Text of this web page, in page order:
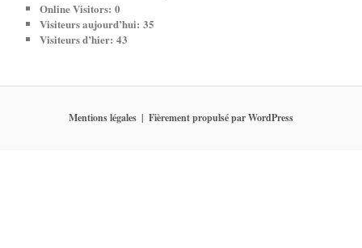
Online Visitors:0
Visiteurs aujourd’hui:35
Visiteurs d’hier:43
Mentions légales Fièrement propulsé par WordPress